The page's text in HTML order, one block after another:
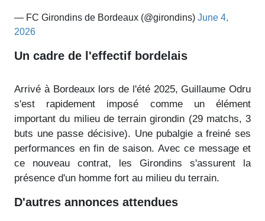
— FC Girondins de Bordeaux (@girondins) June 4,
2026
Un cadre de l'effectif bordelais
Arrivé à Bordeaux lors de l'été 2025, Guillaume Odru
s'est rapidement imposé comme un élément
important du milieu de terrain girondin (29 matchs, 3
buts une passe décisive). Une pubalgie a freiné ses
performances en fin de saison. Avec ce message et
ce nouveau contrat, les Girondins s'assurent la
présence d'un homme fort au milieu du terrain.
D'autres annonces attendues